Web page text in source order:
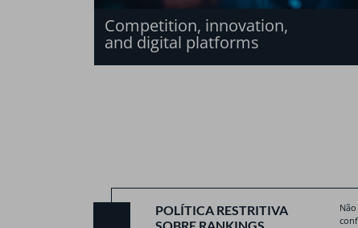
Competition, innovation,
and digital platforms
POLÍTICA RESTRITIVA